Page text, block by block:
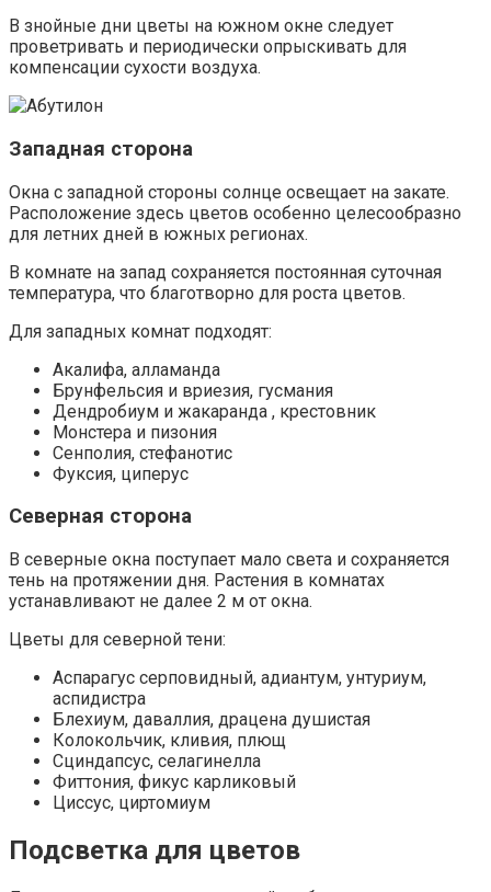
В знойные дни цветы на южном окне следует
проветривать и периодически опрыскивать для
компенсации сухости воздуха.
Западная сторона
Окна с западной стороны солнце освещает на закате.
Расположение здесь цветов особенно целесообразно
для летних дней в южных регионах.
В комнате на запад сохраняется постоянная суточная
температура, что благотворно для роста цветов.
Для западных комнат подходят:
Акалифа, алламанда
Брунфельсия и вриезия, гусмания
Дендробиум и жакаранда , крестовник
Монстера и пизония
Сенполия, стефанотис
Фуксия, циперус
Северная сторона
В северные окна поступает мало света и сохраняется
тень на протяжении дня. Растения в комнатах
устанавливают не далее 2 м от окна.
Цветы для северной тени:
Аспарагус серповидный, адиантум, унтуриум,
аспидистра
Блехиум, даваллия, драцена душистая
Колокольчик, кливия, плющ
Сциндапсус, селагинелла
Фиттония, фикус карликовый
Циссус, циртомиум
Подсветка для цветов